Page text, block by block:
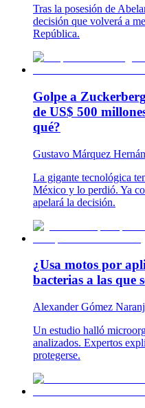
Tras la posesión de
decisión que volverá a
República.
Golpe a
de US$ 500
qué?
Gustavo Márquez
La gigante tecnológica
México y lo perdió. Ya
apelará la decisión.
¿Usa motos por
bacterias a las que
Alexander Gómez
Un estudio halló
analizados. Expertos
protegerse.